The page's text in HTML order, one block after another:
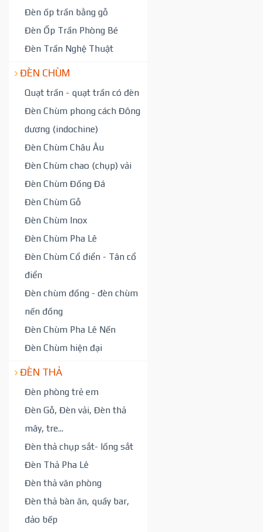
Đèn ốp trần bằng gỗ
Đèn Ốp Trần Phòng Bé
Đèn Trần Nghệ Thuật
ĐÈN CHÙM
Quạt trần - quạt trần có đèn
Đèn Chùm phong cách Đông
dương (indochine)
Đèn Chùm Châu Âu
Đèn Chùm chao (chụp) vải
Đèn Chùm Đồng Đá
Đèn Chùm Gỗ
Đèn Chùm Inox
Đèn Chùm Pha Lê
Đèn Chùm Cổ điển - Tân cổ
điển
Đèn chùm đồng - đèn chùm
nến đồng
Đèn Chùm Pha Lê Nến
Đèn Chùm hiện đại
ĐÈN THẢ
Đèn phòng trẻ em
Đèn Gỗ, Đèn vải, Đèn thả
mây, tre...
Đèn thả chụp sắt- lồng sắt
Đèn Thả Pha Lê
Đèn thả văn phòng
Đèn thả bàn ăn, quầy bar,
đảo bếp